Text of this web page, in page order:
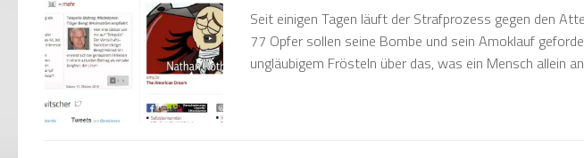
Seit einigen Tagen läuft der Strafprozess gegen den
77 Opfer sollen seine Bombe und sein Amoklauf
ungläubigem Frösteln über das, was ein Mensch allein